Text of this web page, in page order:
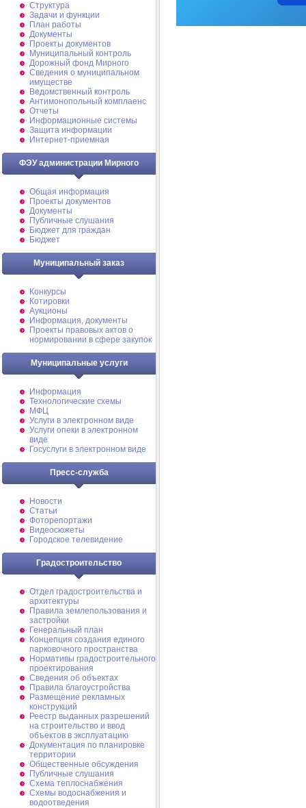
Структура
Задачи и функции
План работы
Документы
Проекты документов
Муниципальный контроль
Дорожный фонд Мирного
Cведения о муниципальном
имуществе
Ведомственный контроль
Антимонопольный комплаенс
Отчеты
Информационные системы
Защита информации
Интернет-приемная
ФЭУ администрации Мирного
Общая информация
Проекты документов
Документы
Публичные слушания
Бюджет для граждан
Бюджет
Муниципальный заказ
Конкурсы
Котировки
Аукционы
Информация, документы
Проекты правовых актов о
нормировании в сфере закупок
Муниципальные услуги
Информация
Технологические схемы
МФЦ
Услуги в электронном виде
Услуги опеки в электронном
виде
Госуслуги в электронном виде
Пресс-служба
Новости
Статьи
Фоторепортажи
Видеосюжеты
Городское телевидение
Градостроительство
Отдел градостроительства и
архитектуры
Правила землепользования и
застройки
Генеральный план
Концепция создания единого
парковочного пространства
Нормативы градостроительного
проектирования
Сведения об объектах
Правила благоустройства
Размещение рекламных
конструкций
Реестр выданных разрешений
на строительство и ввод
объектов в эксплуатацию
Документация по планировке
территории
Общественные обсуждения
Публичные слушания
Схема теплоснабжения
Схемы водоснабжения и
водоотведения